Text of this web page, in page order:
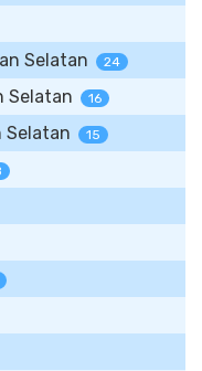
Selatan 24
Selatan 16
Selatan 15